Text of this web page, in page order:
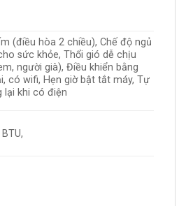
(điều hòa 2 chiều), Chế độ ngủ
sức khỏe, Thổi gió dễ chịu
người già), Điều khiển bằng
có wifi, Hẹn giờ bật tắt máy, Tự
lại khi có điện